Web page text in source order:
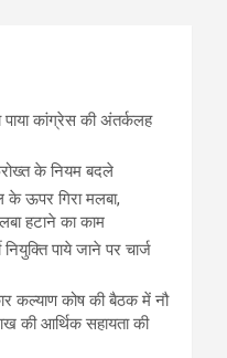
पाया कांग्रेस की अंतर्कलह
के नियम बदले
के ऊपर गिरा मलबा,
हटाने का काम
पाये जाने पर चार्ज
कल्याण कोष की बैठक में नौ
की आर्थिक सहायता की